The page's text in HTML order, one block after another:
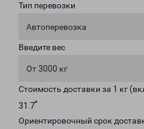
Тип перевозки
Автоперевозка
Введите вес
От 3000 кг
Стоимость доставки за 1 кг
31.7*
Ориентировочный срок